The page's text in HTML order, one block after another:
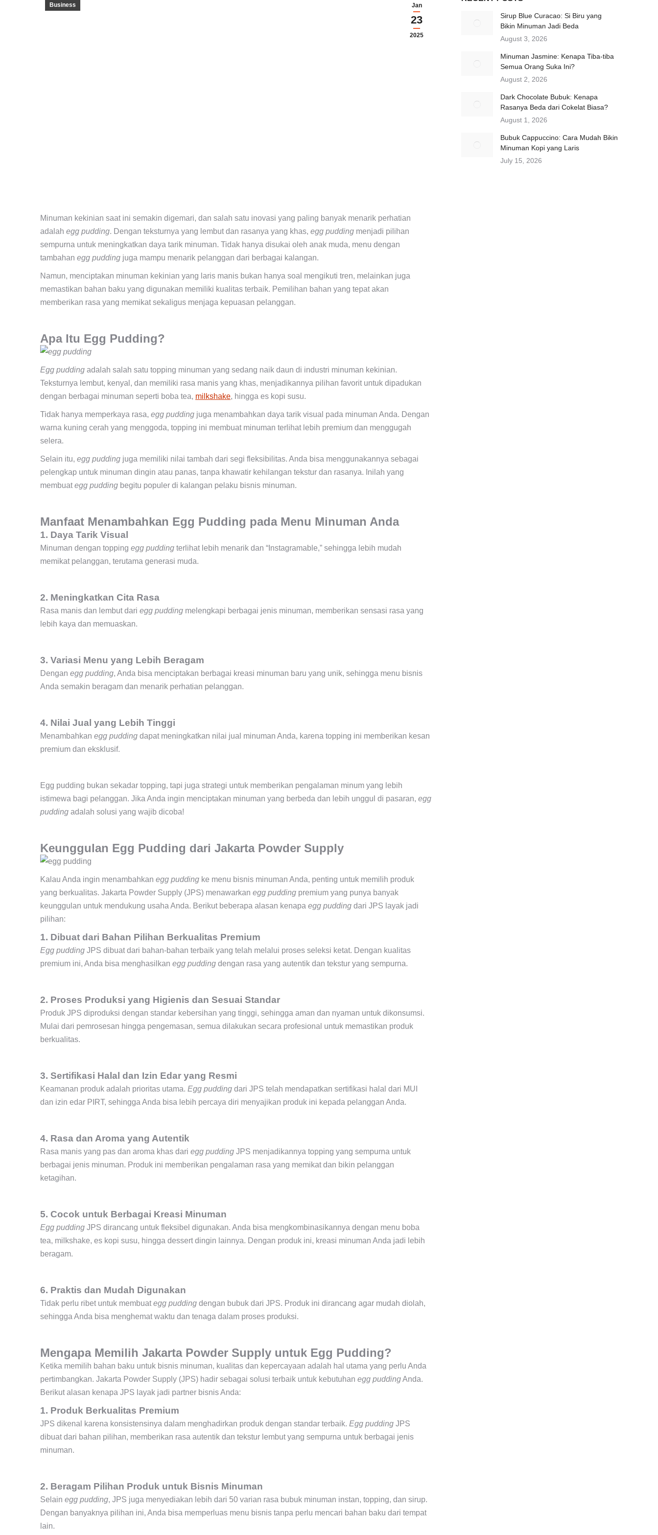
Jan
23
2025
Business
Minuman kekinian saat ini semakin digemari, dan salah satu inovasi yang paling banyak menarik perhatian
adalah egg pudding. Dengan teksturnya yang lembut dan rasanya yang khas, egg pudding menjadi pilihan
sempurna untuk meningkatkan daya tarik minuman. Tidak hanya disukai oleh anak muda, menu dengan
tambahan egg pudding juga mampu menarik pelanggan dari berbagai kalangan.
Namun, menciptakan minuman kekinian yang laris manis bukan hanya soal mengikuti tren, melainkan juga
memastikan bahan baku yang digunakan memiliki kualitas terbaik. Pemilihan bahan yang tepat akan
memberikan rasa yang memikat sekaligus menjaga kepuasan pelanggan.
Apa Itu Egg Pudding?
Egg pudding adalah salah satu topping minuman yang sedang naik daun di industri minuman kekinian.
Teksturnya lembut, kenyal, dan memiliki rasa manis yang khas, menjadikannya pilihan favorit untuk dipadukan
dengan berbagai minuman seperti boba tea, milkshake, hingga es kopi susu.
Tidak hanya memperkaya rasa, egg pudding juga menambahkan daya tarik visual pada minuman Anda. Dengan
warna kuning cerah yang menggoda, topping ini membuat minuman terlihat lebih premium dan menggugah
selera.
Selain itu, egg pudding juga memiliki nilai tambah dari segi fleksibilitas. Anda bisa menggunakannya sebagai
pelengkap untuk minuman dingin atau panas, tanpa khawatir kehilangan tekstur dan rasanya. Inilah yang
membuat egg pudding begitu populer di kalangan pelaku bisnis minuman.
Manfaat Menambahkan Egg Pudding pada Menu Minuman Anda
1. Daya Tarik Visual
Minuman dengan topping egg pudding terlihat lebih menarik dan “Instagramable,” sehingga lebih mudah
memikat pelanggan, terutama generasi muda.
2. Meningkatkan Cita Rasa
Rasa manis dan lembut dari egg pudding melengkapi berbagai jenis minuman, memberikan sensasi rasa yang
lebih kaya dan memuaskan.
3. Variasi Menu yang Lebih Beragam
Dengan egg pudding, Anda bisa menciptakan berbagai kreasi minuman baru yang unik, sehingga menu bisnis
Anda semakin beragam dan menarik perhatian pelanggan.
4. Nilai Jual yang Lebih Tinggi
Menambahkan egg pudding dapat meningkatkan nilai jual minuman Anda, karena topping ini memberikan kesan
premium dan eksklusif.
Egg pudding bukan sekadar topping, tapi juga strategi untuk memberikan pengalaman minum yang lebih
istimewa bagi pelanggan. Jika Anda ingin menciptakan minuman yang berbeda dan lebih unggul di pasaran, egg
pudding adalah solusi yang wajib dicoba!
Keunggulan Egg Pudding dari Jakarta Powder Supply
Kalau Anda ingin menambahkan egg pudding ke menu bisnis minuman Anda, penting untuk memilih produk
yang berkualitas. Jakarta Powder Supply (JPS) menawarkan egg pudding premium yang punya banyak
keunggulan untuk mendukung usaha Anda. Berikut beberapa alasan kenapa egg pudding dari JPS layak jadi
pilihan:
1. Dibuat dari Bahan Pilihan Berkualitas Premium
Egg pudding JPS dibuat dari bahan-bahan terbaik yang telah melalui proses seleksi ketat. Dengan kualitas
premium ini, Anda bisa menghasilkan egg pudding dengan rasa yang autentik dan tekstur yang sempurna.
2. Proses Produksi yang Higienis dan Sesuai Standar
Produk JPS diproduksi dengan standar kebersihan yang tinggi, sehingga aman dan nyaman untuk dikonsumsi.
Mulai dari pemrosesan hingga pengemasan, semua dilakukan secara profesional untuk memastikan produk
berkualitas.
3. Sertifikasi Halal dan Izin Edar yang Resmi
Keamanan produk adalah prioritas utama. Egg pudding dari JPS telah mendapatkan sertifikasi halal dari MUI
dan izin edar PIRT, sehingga Anda bisa lebih percaya diri menyajikan produk ini kepada pelanggan Anda.
4. Rasa dan Aroma yang Autentik
Rasa manis yang pas dan aroma khas dari egg pudding JPS menjadikannya topping yang sempurna untuk
berbagai jenis minuman. Produk ini memberikan pengalaman rasa yang memikat dan bikin pelanggan
ketagihan.
5. Cocok untuk Berbagai Kreasi Minuman
Egg pudding JPS dirancang untuk fleksibel digunakan. Anda bisa mengkombinasikannya dengan menu boba
tea, milkshake, es kopi susu, hingga dessert dingin lainnya. Dengan produk ini, kreasi minuman Anda jadi lebih
beragam.
6. Praktis dan Mudah Digunakan
Tidak perlu ribet untuk membuat egg pudding dengan bubuk dari JPS. Produk ini dirancang agar mudah diolah,
sehingga Anda bisa menghemat waktu dan tenaga dalam proses produksi.
Mengapa Memilih Jakarta Powder Supply untuk Egg Pudding?
Ketika memilih bahan baku untuk bisnis minuman, kualitas dan kepercayaan adalah hal utama yang perlu Anda
pertimbangkan. Jakarta Powder Supply (JPS) hadir sebagai solusi terbaik untuk kebutuhan egg puddingAnda.
Berikut alasan kenapa JPS layak jadi partner bisnis Anda:
1. Produk Berkualitas Premium
JPS dikenal karena konsistensinya dalam menghadirkan produk dengan standar terbaik. Egg pudding JPS
dibuat dari bahan pilihan, memberikan rasa autentik dan tekstur lembut yang sempurna untuk berbagai jenis
minuman.
2. Beragam Pilihan Produk untuk Bisnis Minuman
Selain egg pudding, JPS juga menyediakan lebih dari 50 varian rasa bubuk minuman instan, topping, dan sirup.
Dengan banyaknya pilihan ini, Anda bisa memperluas menu bisnis tanpa perlu mencari bahan baku dari tempat
lain.
Sirup Blue Curacao: Si Biru yang
Bikin Minuman Jadi Beda
August 3, 2026
Minuman Jasmine: Kenapa Tiba-tiba
Semua Orang Suka Ini?
August 2, 2026
Dark Chocolate Bubuk: Kenapa
Rasanya Beda dari Cokelat Biasa?
August 1, 2026
Bubuk Cappuccino: Cara Mudah Bikin
Minuman Kopi yang Laris
July 15, 2026